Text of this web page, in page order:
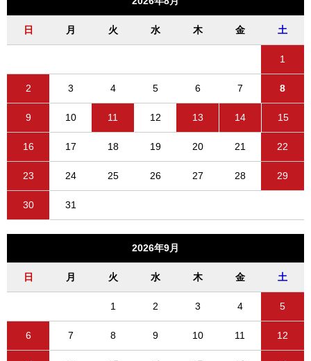
日 月 火 水 木 金 土
1
2 3 4 5 6 7 8
9 10 11 12 13 14 15
16 17 18 19 20 21 22
23 24 25 26 27 28 29
30 31
2026年9月
日 月 火 水 木 金 土
1 2 3 4 5
6 7 8 9 10 11 12